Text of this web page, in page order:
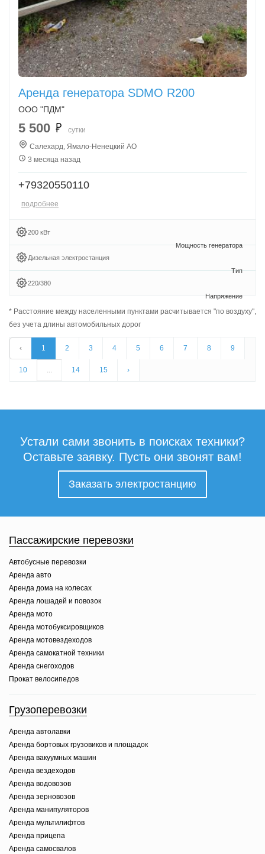
Аренда генератора SDMO R200
ООО "ПДМ"
5 500
сутки
Салехард, Ямало-Ненецкий АО
3 месяца назад
+79320550110
подробнее
200 кВт
Дизельная электростанция
220/380
* Расстояние между населенными пунктами расчитывается "по воздуху",
без учета длины автомобильных дорог
‹ 1 2 3 4 5 6 7 8 9
10 ... 14 15 ›
Устали сами звонить в поисках техники?
Оставьте заявку. Пусть они звонят вам!
Заказать электростанцию
Пассажирские перевозки
Автобусные перевозки
Аренда авто
Аренда дома на колесах
Аренда лошадей и повозок
Аренда мото
Аренда мотобуксировщиков
Аренда мотовездеходов
Аренда самокатной техники
Аренда снегоходов
Прокат велосипедов
Грузоперевозки
Аренда автолавки
Аренда бортовых грузовиков и площадок
Аренда вакуумных машин
Аренда вездеходов
Аренда водовозов
Аренда зерновозов
Аренда манипуляторов
Аренда мультилифтов
Аренда прицепа
Аренда самосвалов